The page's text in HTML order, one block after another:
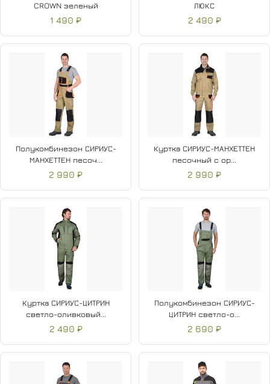
CROWN зеленый
1 490 ₽
ЛЮКС
2 490 ₽
Полукомбинезон СИРИУС-
МАНХЕТТЕН песоч...
2 990 ₽
Куртка СИРИУС-МАНХЕТТЕН
песочный с ор...
2 990 ₽
Куртка СИРИУС-ЦИТРИН
светло-оливковый...
2 490 ₽
Полукомбинезон СИРИУС-
ЦИТРИН светло-о...
2 690 ₽